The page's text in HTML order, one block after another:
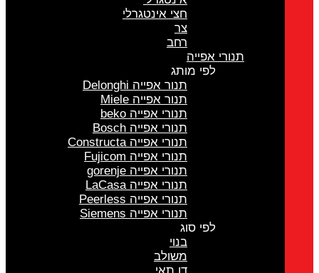
חצי אינטגרלי
צר
רחב
תנורי אפייה
לפי מותג
תנור אפייה Delonghi
תנור אפייה Miele
תנורי אפייה beko
תנורי אפייה Bosch
תנורי אפייה Constructa
תנורי אפייה Fujicom
תנורי אפייה gorenje
תנורי אפייה LaCasa
תנורי אפייה Peerless
תנורי אפייה Siemens
לפי סוג
בנוי
משולב